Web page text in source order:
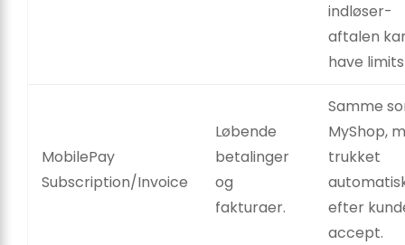
indløser­
aftalen
have limits
MobilePay
Subscription/Invoice
Løbende
betalinger
og
fakturaer.
Samme
MyShop,
trukket
efter
accept.